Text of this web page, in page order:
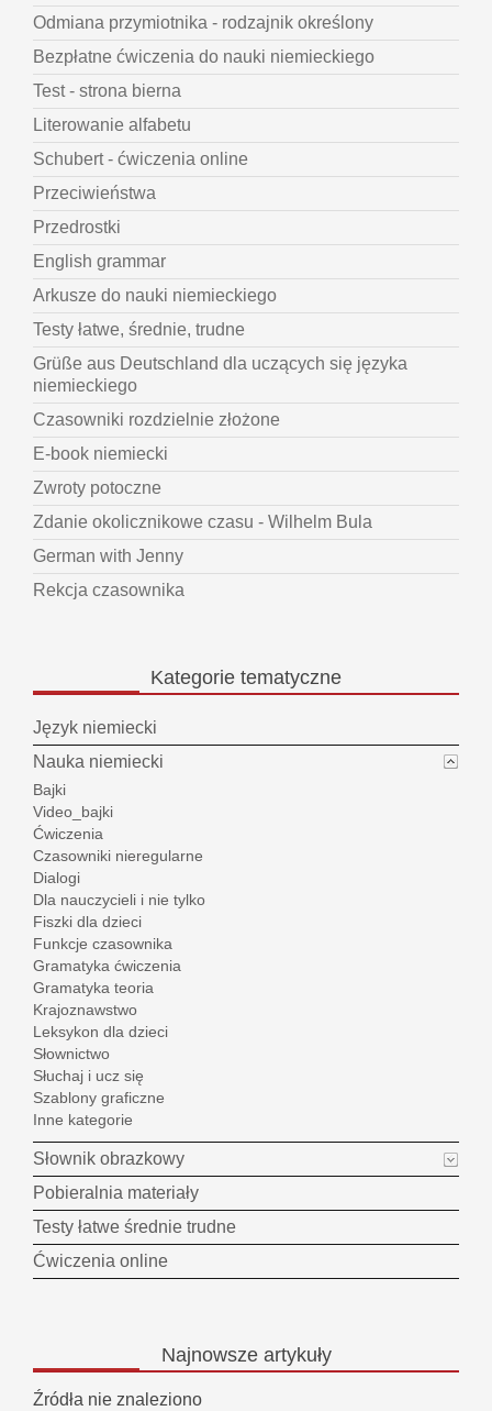
Odmiana przymiotnika - rodzajnik określony
Bezpłatne ćwiczenia do nauki niemieckiego
Test - strona bierna
Literowanie alfabetu
Schubert - ćwiczenia online
Przeciwieństwa
Przedrostki
English grammar
Arkusze do nauki niemieckiego
Testy łatwe, średnie, trudne
Grüße aus Deutschland dla uczących się języka
niemieckiego
Czasowniki rozdzielnie złożone
E-book niemiecki
Zwroty potoczne
Zdanie okolicznikowe czasu - Wilhelm Bula
German with Jenny
Rekcja czasownika
Kategorie tematyczne
Język niemiecki
Nauka niemiecki
Bajki
Video_bajki
Ćwiczenia
Czasowniki nieregularne
Dialogi
Dla nauczycieli i nie tylko
Fiszki dla dzieci
Funkcje czasownika
Gramatyka ćwiczenia
Gramatyka teoria
Krajoznawstwo
Leksykon dla dzieci
Słownictwo
Słuchaj i ucz się
Szablony graficzne
Inne kategorie
Słownik obrazkowy
Pobieralnia materiały
Testy łatwe średnie trudne
Ćwiczenia online
Najnowszeartykuły
Źródła nie znaleziono